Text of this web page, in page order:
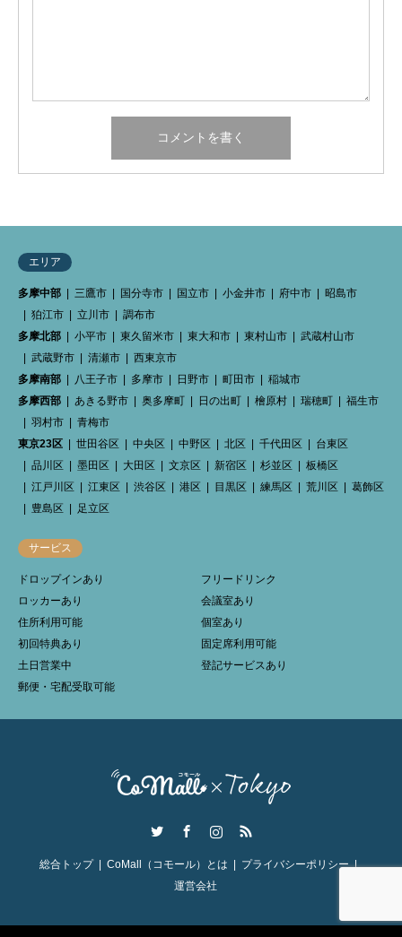
エリア
多摩中部 三鷹市 国分寺市 国立市 小金井市 府中市
昭島市
狛江市
立川市
調布市
多摩北部
小平市 東久留米市 東大和市 東村山市
武蔵村山市
武蔵野市
清瀬市
西東京市
多摩南部
八王子市 多摩市 日野市 町田市
稲城市
多摩西部
あきる野市 奥多摩町 日の出町 檜原村 瑞穂町
福生市
羽村市
青梅市
東京23区
世田谷区 中央区 中野区 北区 千代田区
台東区
品川区
墨田区 大田区 文京区 新宿区 杉並区
板橋区
江戸川区
江東区 渋谷区 港区 目黒区 練馬区 荒川区
葛飾区
豊島区
足立区
サービス
ドロップインあり
フリードリンク
ロッカーあり
会議室あり
住所利用可能
個室あり
初回特典あり
固定席利用可能
土日営業中
登記サービスあり
郵便・宅配受取可能
RSS
総合トップ CoMall（コモール）とは
プライバシーポリシー
運営会社